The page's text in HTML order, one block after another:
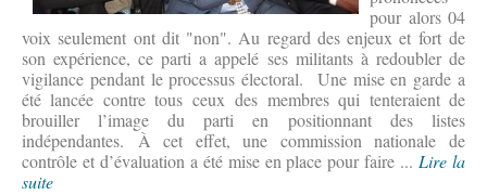
pour alors 04
voix seulement ont dit "non". Au regard des enjeux et fort de
son expérience, ce parti a appelé ses militants à redoubler de
vigilance pendant le processus électoral. Une mise en garde a
été lancée contre tous ceux des membres qui tenteraient de
brouiller l’image du parti en positionnant des listes
indépendantes. À cet effet, une commission nationale de
contrôle et d’évaluation a été mise en place pour faire ... Lire la
suite